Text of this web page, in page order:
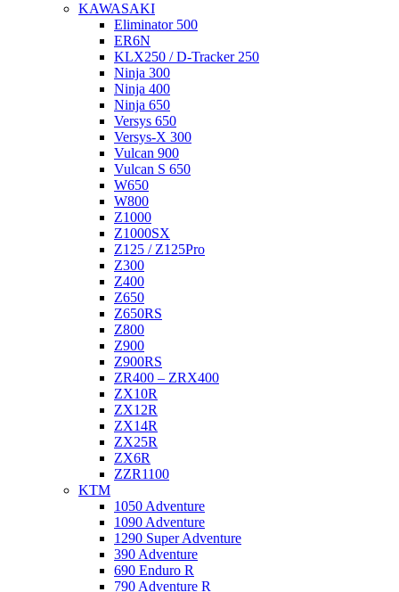
KAWASAKI
Eliminator 500
ER6N
KLX250 / D-Tracker 250
Ninja 300
Ninja 400
Ninja 650
Versys 650
Versys-X 300
Vulcan 900
Vulcan S 650
W650
W800
Z1000
Z1000SX
Z125 / Z125Pro
Z300
Z400
Z650
Z650RS
Z800
Z900
Z900RS
ZR400 – ZRX400
ZX10R
ZX12R
ZX14R
ZX25R
ZX6R
ZZR1100
KTM
1050 Adventure
1090 Adventure
1290 Super Adventure
390 Adventure
690 Enduro R
790 Adventure R